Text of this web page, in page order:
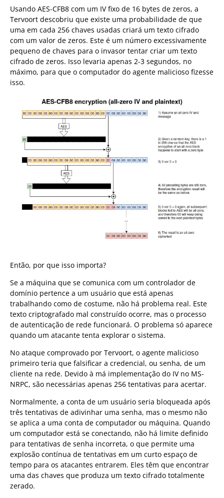
Usando AES-CFB8 com um IV fixo de 16 bytes de zeros, a
Tervoort descobriu que existe uma probabilidade de que
uma em cada 256 chaves usadas criará um texto cifrado
com um valor de zeros. Este é um número excessivamente
pequeno de chaves para o invasor tentar criar um texto
cifrado de zeros. Isso levaria apenas 2-3 segundos, no
máximo, para que o computador do agente malicioso fizesse
isso.
Então, por que isso importa?
Se a máquina que se comunica com um controlador de
domínio pertence a um usuário que está apenas
trabalhando como de costume, não há problema real. Este
texto criptografado mal construído ocorre, mas o processo
de autenticação de rede funcionará. O problema só aparece
quando um atacante tenta explorar o sistema.
No ataque comprovado por Tervoort, o agente malicioso
primeiro teria que falsificar a credencial, ou senha, de um
cliente na rede. Devido à má implementação do IV no MS-
NRPC, são necessárias apenas 256 tentativas para acertar.
Normalmente, a conta de um usuário seria bloqueada após
três tentativas de adivinhar uma senha, mas o mesmo não
se aplica a uma conta de computador ou máquina. Quando
um computador está se conectando, não há limite definido
para tentativas de senha incorreta, o que permite uma
explosão contínua de tentativas em um curto espaço de
tempo para os atacantes entrarem. Eles têm que encontrar
uma das chaves que produza um texto cifrado totalmente
zerado.